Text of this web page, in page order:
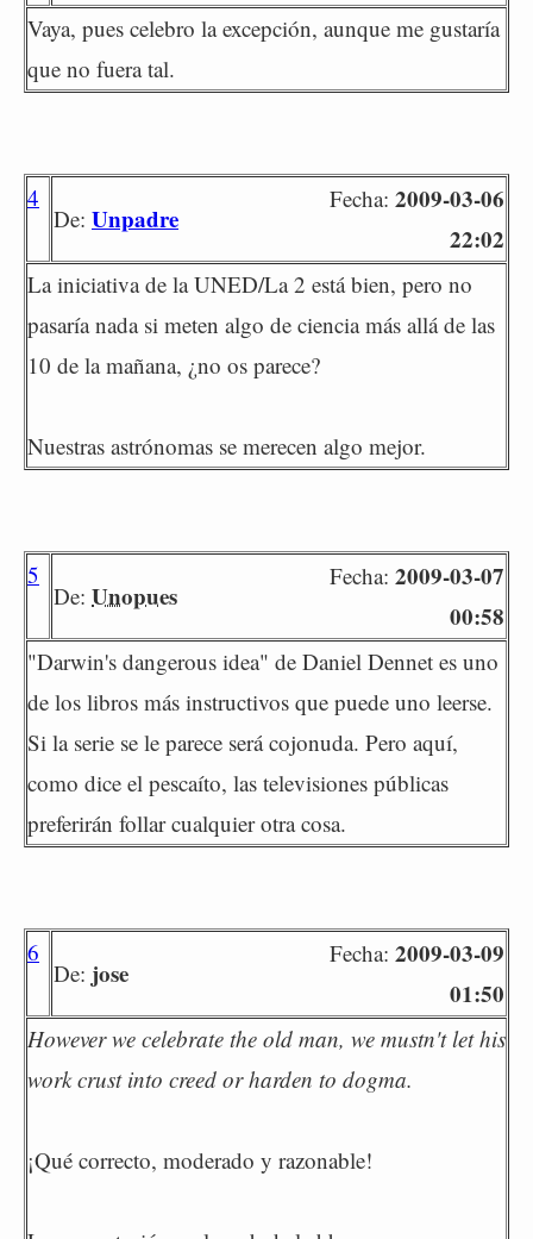
Vaya, pues celebro la excepción, aunque me gustaría
que no fuera tal.
4
De: Unpadre
Fecha: 2009-03-06
22:02
La iniciativa de la UNED/La 2 está bien, pero no
pasaría nada si meten algo de ciencia más allá de las
10 de la mañana, ¿no os parece?
Nuestras astrónomas se merecen algo mejor.
5
De: Unopues
Fecha: 2009-03-07
00:58
"Darwin's dangerous idea" de Daniel Dennet es uno
de los libros más instructivos que puede uno leerse.
Si la serie se le parece será cojonuda. Pero aquí,
como dice el pescaíto, las televisiones públicas
preferirán follar cualquier otra cosa.
6
De: jose
Fecha: 2009-03-09
01:50
However we celebrate the old man, we mustn't let his
work crust into creed or harden to dogma.
¡Qué correcto, moderado y razonable!